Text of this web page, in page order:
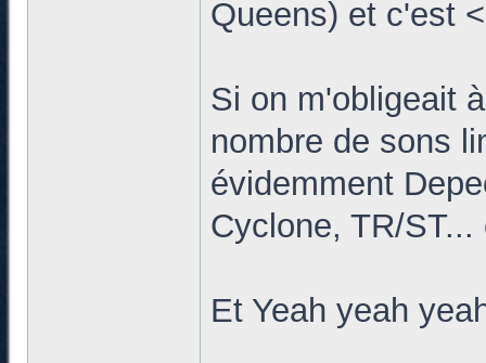
Queens) et c'est
Si on m'obligeait
nombre de sons
évidemment
Cyclone, TR/
Et Yeah yeah